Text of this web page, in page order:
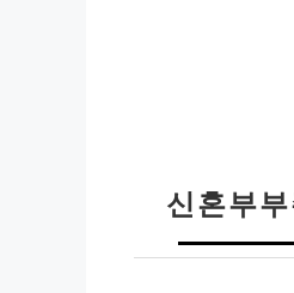
신혼부